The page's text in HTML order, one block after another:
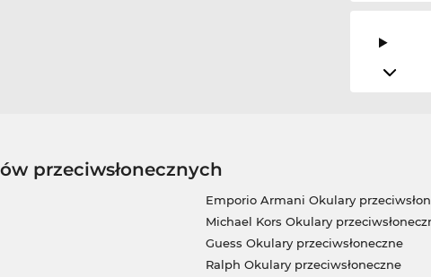
przeciwsłonecznych
Emporio Armani Okulary
Michael Kors Okulary
Guess Okulary przeciwsłoneczne
Ralph Okulary przeciwsłoneczne